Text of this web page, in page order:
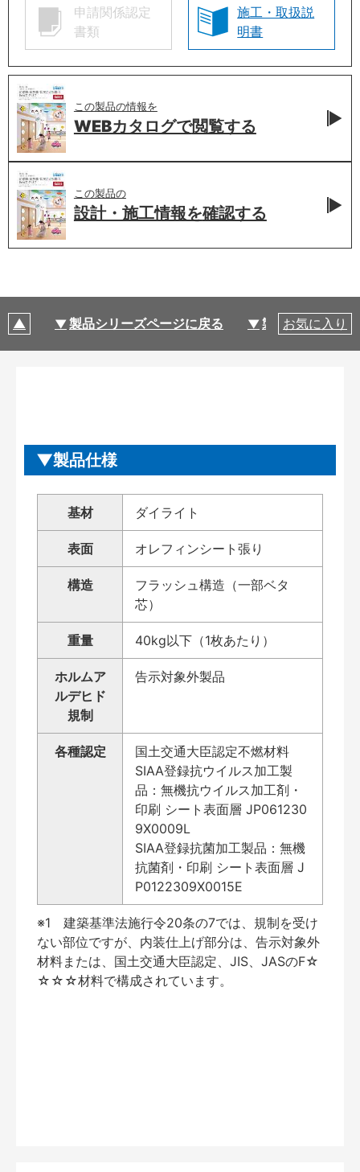
申請関係認定
書類
施工・取扱説
明書
この製品の情報を
WEBカタログで閲覧する
この製品の
設計・施工情報を確認する
製品シリーズページに戻る 製品仕様
お気に入り
製品仕様
基材 ダイライト
表面 オレフィンシート張り
構造
フラッシュ構造（一部ベタ
芯）
重量 40kg以下（1枚あたり）
ホルムア
ルデヒド
規制
告示対象外製品
各種認定
国土交通大臣認定不燃材料
SIAA登録抗ウイルス加工製
品：無機抗ウイルス加工剤・
印刷 シート表面層 JP061230
9X0009L
SIAA登録抗菌加工製品：無機
抗菌剤・印刷 シート表面層 J
P0122309X0015E
※1 建築基準法施行令20条の7では、規制を受け
ない部位ですが、内装仕上げ部分は、告示対象外
材料または、国土交通大臣認定、JIS、JASのF☆
☆☆☆材料で構成されています。